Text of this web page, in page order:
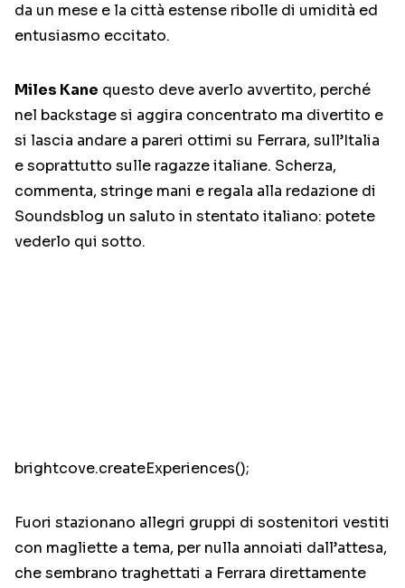
da un mese e la città estense ribolle di umidità ed
entusiasmo eccitato.
Miles Kane questo deve averlo avvertito, perché
nel backstage si aggira concentrato ma divertito e
si lascia andare a pareri ottimi su Ferrara, sull’Italia
e soprattutto sulle ragazze italiane. Scherza,
commenta, stringe mani e regala alla redazione di
Soundsblog un saluto in stentato italiano: potete
vederlo qui sotto.
brightcove.createExperiences();
Fuori stazionano allegri gruppi di sostenitori vestiti
con magliette a tema, per nulla annoiati dall’attesa,
che sembrano traghettati a Ferrara direttamente